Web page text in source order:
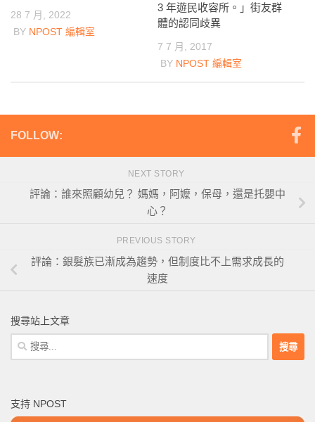
28 7 月, 2022
BY NPOST 編輯室
3 年遊民收容所。」街友群
體的認同歧異
7 7 月, 2017
BY NPOST 編輯室
FOLLOW:
NEXT STORY
評論：誰來照顧幼兒？ 媽媽，阿嬤，保母，還是托嬰中
心？
PREVIOUS STORY
評論：銀髮族已漸成為趨勢，但制度比不上需求成長的
速度
搜尋站上文章
搜
尋
字:
支持 NPOST